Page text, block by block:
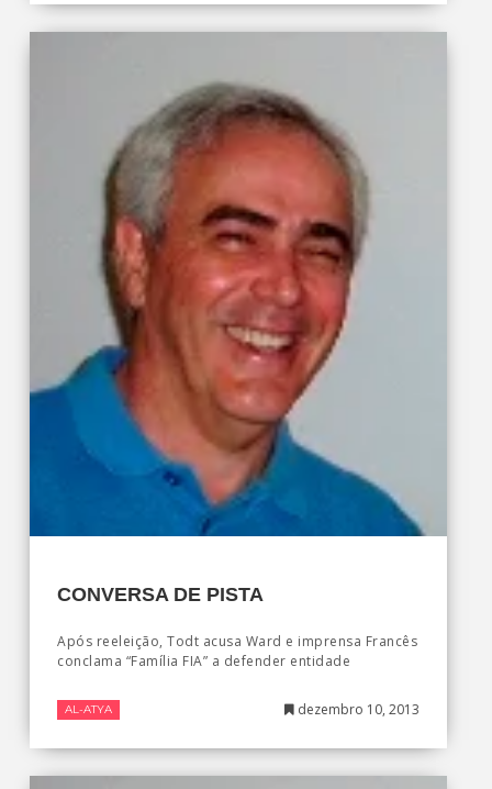
CONVERSA DE PISTA
Após reeleição, Todt acusa Ward e imprensa Francês
conclama “Família FIA” a defender entidade
AL-ATYA dezembro 10, 2013